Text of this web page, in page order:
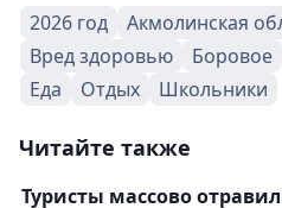
2026 год Акмолинская
Вред здоровью
Боровое
Еда
Отдых Школьники
Читайте также
Туристы массово